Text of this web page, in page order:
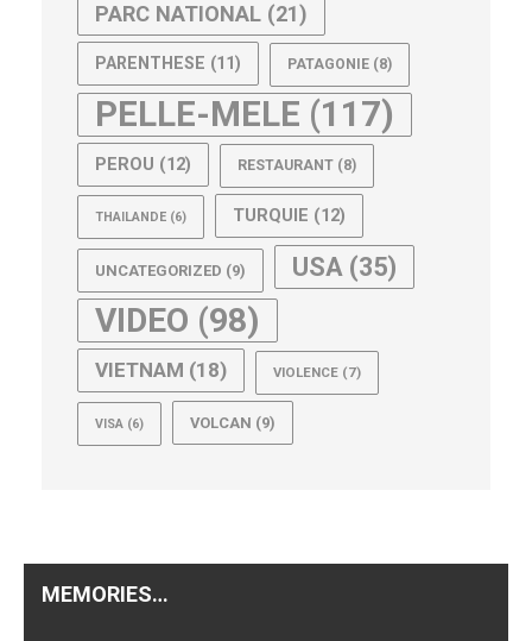
PARC NATIONAL (21)
PARENTHESE (11) PATAGONIE (8)
PELLE-MELE (117)
PEROU (12) RESTAURANT (8)
THAILANDE (6) TURQUIE (12)
UNCATEGORIZED (9) USA (35)
VIDEO (98)
VIETNAM (18) VIOLENCE (7)
VISA (6) VOLCAN (9)
MEMORIES…